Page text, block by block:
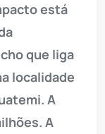
está
que liga
localidade
A
A